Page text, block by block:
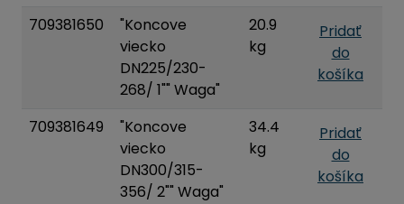
709381650
"Koncove
viecko
DN225/230-
268/ 1"" Waga"
20.9
kg
Pridať
do
košíka
709381649
"Koncove
viecko
DN300/315-
356/ 2"" Waga"
34.4
kg
Pridať
do
košíka